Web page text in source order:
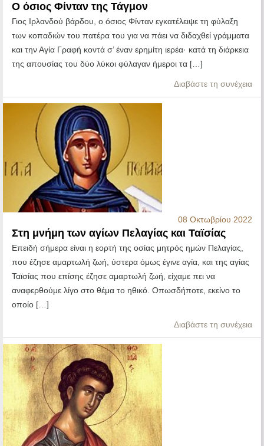
Ο όσιος Φίνταν της Τάγμον
Γιος Ιρλανδού βάρδου, ο όσιος Φίνταν εγκατέλειψε τη φύλαξη
των κοπαδιών του πατέρα του για να πάει να διδαχθεί γράμματα
και την Αγία Γραφή κοντά σ’ έναν ερημίτη ιερέα· κατά τη διάρκεια
της απουσίας του δύο λύκοι φύλαγαν ήμεροι τα […]
Διαβάστε τη συνέχεια
08 Οκτωβρίου 2022
Στη μνήμη των αγίων Πελαγίας και Ταϊσίας
Επειδή σήμερα είναι η εορτή της οσίας μητρός ημών Πελαγίας,
που έζησε αμαρτωλή ζωή, ύστερα όμως έγινε αγία, και της αγίας
Ταϊσίας που επίσης έζησε αμαρτωλή ζωή, είχαμε πει να
αναφερθούμε λίγο στο θέμα το ηθικό. Οπωσδήποτε, εκείνο το
οποίο […]
Διαβάστε τη συνέχεια